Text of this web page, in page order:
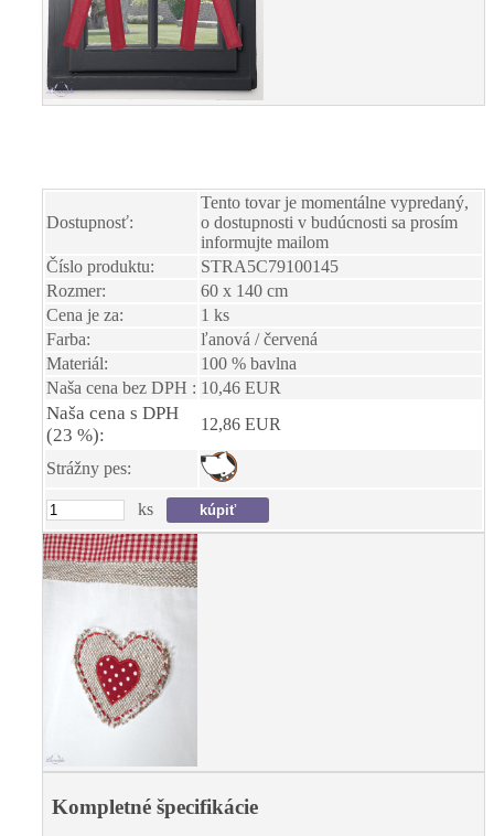
Dostupnosť:
Tento tovar je momentálne vypredaný,
o dostupnosti v budúcnosti sa prosím
informujte mailom
Číslo produktu:
STRA5C79100145
Rozmer:
60 x 140 cm
Cena je za:
1 ks
Farba:
ľanová / červená
Materiál:
100 % bavlna
Naša cena bez DPH : 10,46 EUR
Naša cena s DPH
(23 %):
12,86 EUR
Strážny pes:
ks
Kompletné špecifikácie